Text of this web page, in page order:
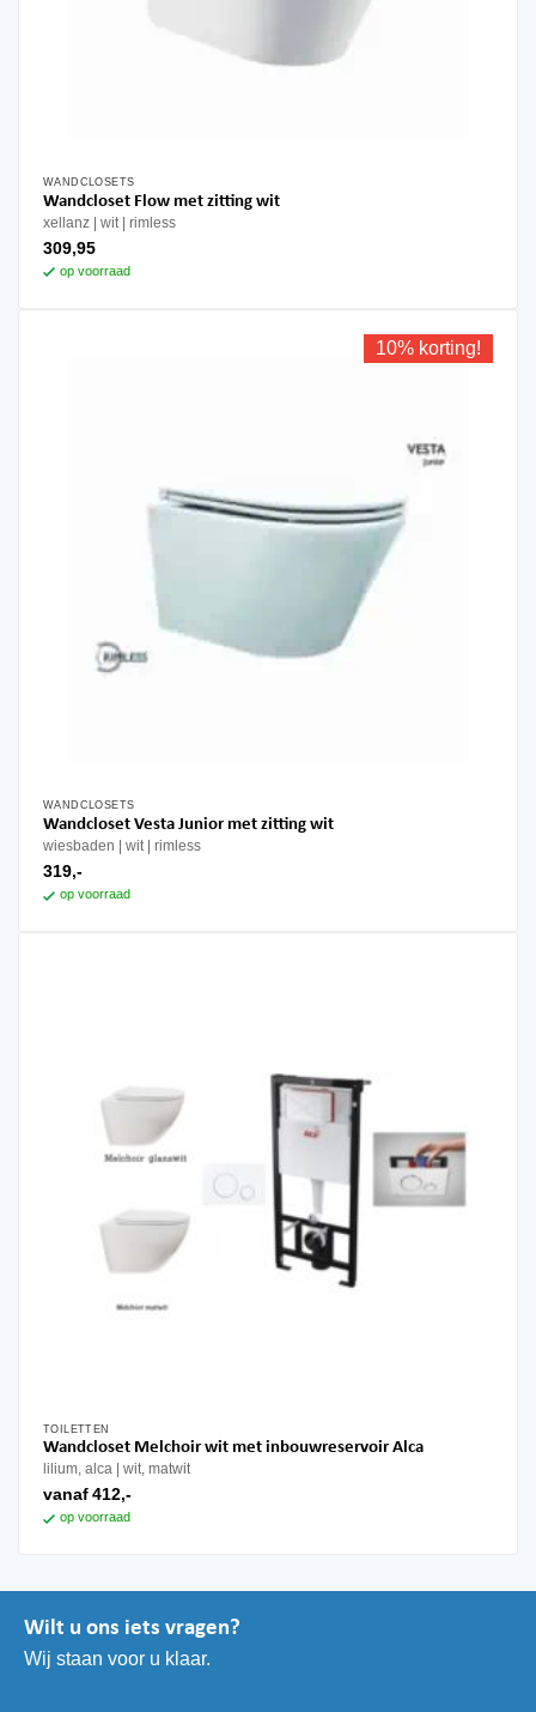
WANDCLOSETS
Wandcloset Flow met zitting wit
xellanz wit rimless
309,95
op voorraad
10% korting!
WANDCLOSETS
Wandcloset Vesta Junior met zitting wit
wiesbaden wit rimless
319,-
op voorraad
TOILETTEN
Wandcloset Melchoir wit met inbouwreservoir Alca
lilium, alca wit, matwit
vanaf 412,-
op voorraad
Dit
product
heeft
gekozen
worden
Wilt u ons iets vragen?
Wij staan voor u klaar.